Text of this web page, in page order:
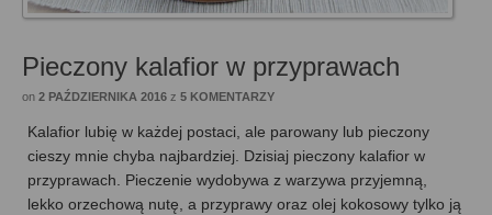
Pieczony kalafior w przyprawach
on 2 PAŹDZIERNIKA 2016 z 5 KOMENTARZY
Kalafior lubię w każdej postaci, ale parowany lub pieczony
cieszy mnie chyba najbardziej. Dzisiaj pieczony kalafior w
przyprawach. Pieczenie wydobywa z warzywa przyjemną,
lekko orzechową nutę, a przyprawy oraz olej kokosowy tylko ją